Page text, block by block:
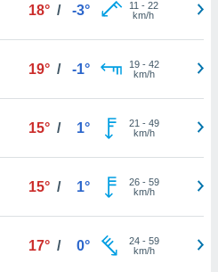
18° / -3° 11 - 22
km/h
19° / -1° 19- 42
km/h
15° / 1° 21 - 49
km/h
15° / 1° 26- 59
km/h
17° / 0° 24- 59
km/h